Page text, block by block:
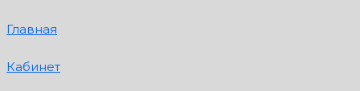
Главная
Кабинет